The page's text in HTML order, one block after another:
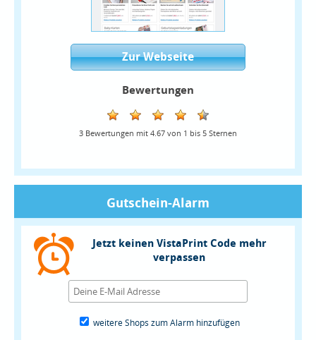
Zur Webseite
Bewertungen
3 Bewertungen mit 4.67 von 1 bis 5 Sternen
Gutschein-Alarm
Jetzt keinen VistaPrint Code mehr
verpassen
weitere Shops zum Alarm hinzufügen